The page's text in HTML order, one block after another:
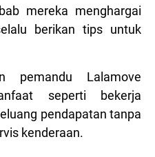
mereka menghargai
berikan tips untuk
pemandu Lalamove
seperti bekerja
pendapatan tanpa
kenderaan.